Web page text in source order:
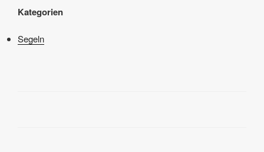
Kategorien
Segeln